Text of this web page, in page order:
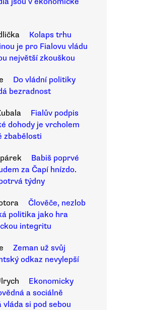
Kolaps trhu
je pro Fialovu vládu
největší zkouškou
Do vládní politiky
bezradnost
Fialův podpis
dohody je vrcholem
zbabělosti
Babiš poprvé
za Čapí hnízdo.
týdny
Člověče, nezlob
politika jako hra
integritu
Zeman už svůj
odkaz nevylepší
Ekonomicky
a sociálně
vláda si pod sebou